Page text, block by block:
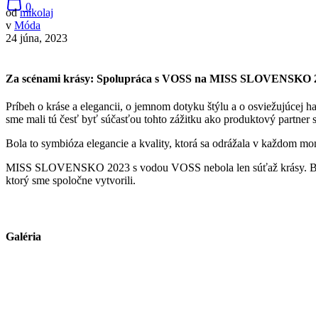
0
odmikolaj
v Móda
24 júna, 2023
Za scénami krásy: Spolupráca s VOSS na MISS SLOVENSKO
Príbeh o kráse a elegancii, o jemnom dotyku štýlu a o
sme mali tú česť byť súčasťou tohto zážitku ako produktový partner
Bola to symbióza elegancie a kvality, ktorá sa odrážala v každom
MISS SLOVENSKO 2023 s vodou VOSS nebola len súťaž krásy.
ktorý sme spoločne vytvorili.
Galéria